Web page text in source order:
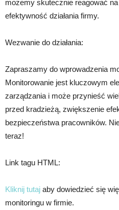
możemy skutecznie reagować
efektywność działania firmy.
Wezwanie do działania:
Zapraszamy do wprowadzenia
Monitorowanie jest kluczowym
zarządzania i może przynieść
przed kradzieżą, zwiększenie
bezpieczeństwa pracowników.
teraz!
Link tagu HTML:
Kliknij tutaj aby dowiedzieć się
monitoringu w firmie.